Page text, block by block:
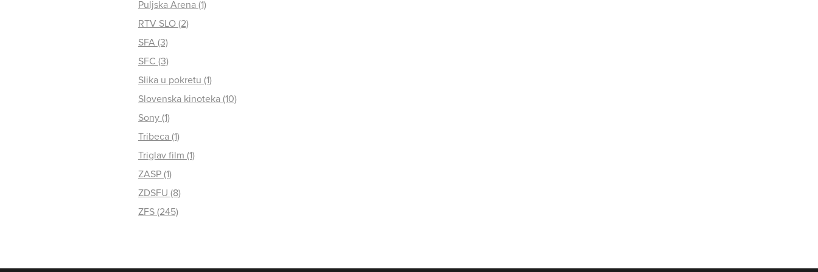
Puljska Arena (1)
RTV SLO (2)
SFA (3)
SFC (3)
Slika u pokretu (1)
Slovenska kinoteka (10)
Sony (1)
Tribeca (1)
Triglav film (1)
ZASP (1)
ZDSFU (8)
ZFS (245)